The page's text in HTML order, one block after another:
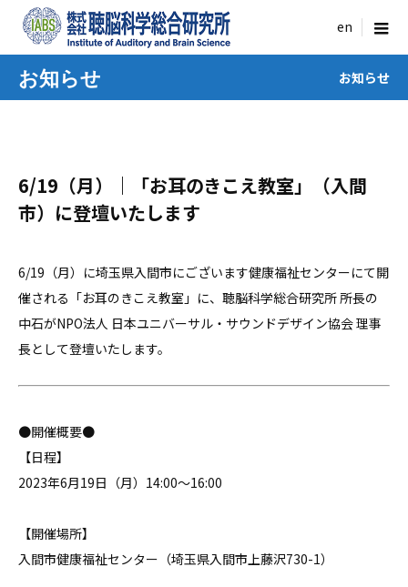
menu
お知らせ お知らせ
6/19（月）｜「お耳のきこえ教室」（入間
市）に登壇いたします
6/19（月）に埼玉県入間市にございます健康福祉センターにて開
催される「お耳のきこえ教室」に、聴脳科学総合研究所 所長の
中石がNPO法人 日本ユニバーサル・サウンドデザイン協会 理事
長として登壇いたします。
●開催概要●
【日程】
2023年6月19日（月）14:00〜16:00
【開催場所】
入間市健康福祉センター（埼玉県入間市上藤沢730-1）